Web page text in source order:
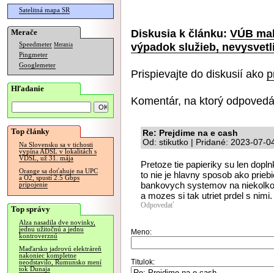
Satelitná mapa SR
Merače
Speedmeter Merania
Pingmeter
Googlemeter
Hľadanie
Top články
Na Slovensku sa v tichosti
vypína ADSL v lokalitách s
VDSL, už 31. mája
Orange sa doťahuje na UPC
a O2, spustí 2.5 Gbps
pripojenie
Top správy
Alza nasadila dve novinky,
jednu užitočnú a jednu
kontroverznú
Maďarsko jadrovú elektráreň
nakoniec kompletne
neodstavilo, Rumunsko mení
tok Dunaja
Diskusia k článku: VÚB
výpadok služieb,
Prispievajte do diskusií ako
Komentár, na ktorý
Re: Prejdime na e cash
Od: stikutko | Pridané: 2023-07-
Pretoze tie papieriky su len
to nie je hlavny sposob ako
bankovych systemov na
a mozes si tak utriet prdel s nimi.
Odpovedať
Meno:
Titulok: